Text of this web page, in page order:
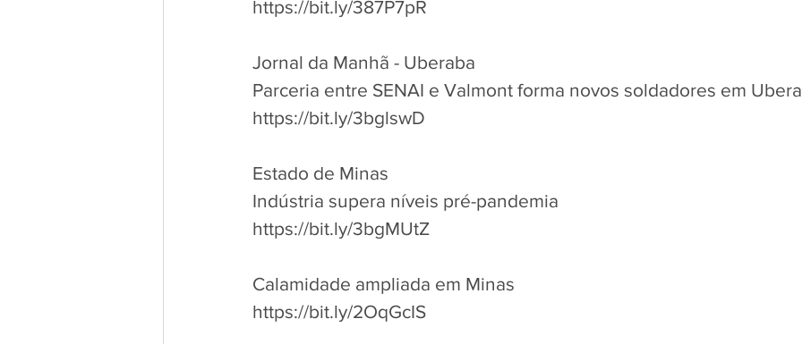
https://bit.ly/387P7pR
Jornal da Manhã - Uberaba
Parceria entre SENAI e Valmont forma novos soldadores em
https://bit.ly/3bglswD
Estado de Minas
Indústria supera níveis pré-pandemia
https://bit.ly/3bgMUtZ
Calamidade ampliada em Minas
https://bit.ly/2OqGcIS